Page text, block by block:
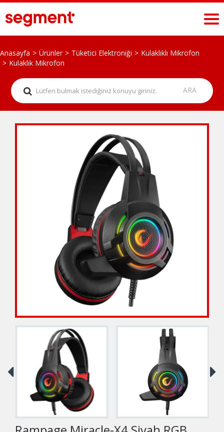
Anasayfa Ürünler Tüketici Elektroniği
Kulaklıklı Mikrofon
Kulaklık Mikrofon